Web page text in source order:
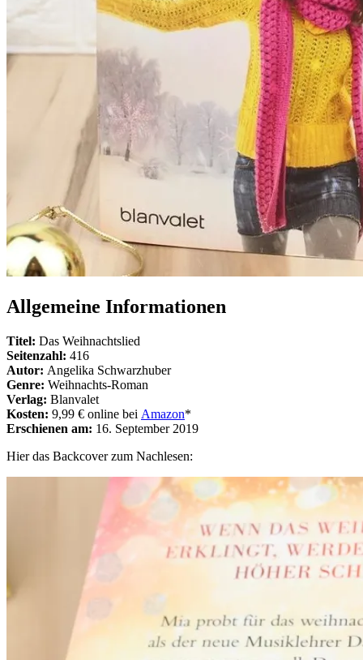
Allgemeine Informationen
Titel: Das Weihnachtslied
Seitenzahl: 416
Autor: Angelika Schwarzhuber
Genre: Weihnachts-Roman
Verlag: Blanvalet
Kosten: 9,99 € online bei Amazon*
Erschienen am: 16. September 2019
Hier das Backcover zum Nachlesen: